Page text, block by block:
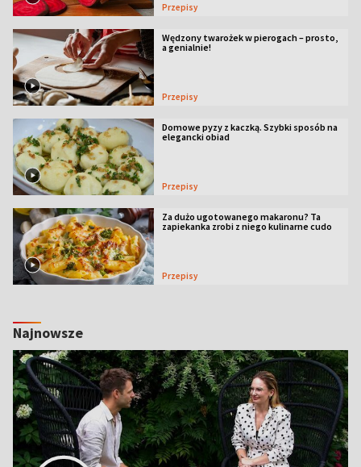
Przepisy
Wędzony twarożek w pierogach – prosto,
a genialnie!
Przepisy
Domowe pyzy z kaczką. Szybki sposób na
elegancki obiad
Przepisy
Za dużo ugotowanego makaronu? Ta
zapiekanka zrobi z niego kulinarne cudo
Przepisy
Najnowsze